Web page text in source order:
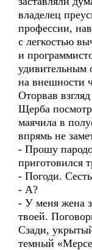
владелец
профессии,
с легкостью
и
удивительным
на внешности
Оторвав
Щерба
маячила в
впрямь не
- Прошу
приготовился
- Погоди.
- А?
- У меня жена
твоей.
Сзади,
темный